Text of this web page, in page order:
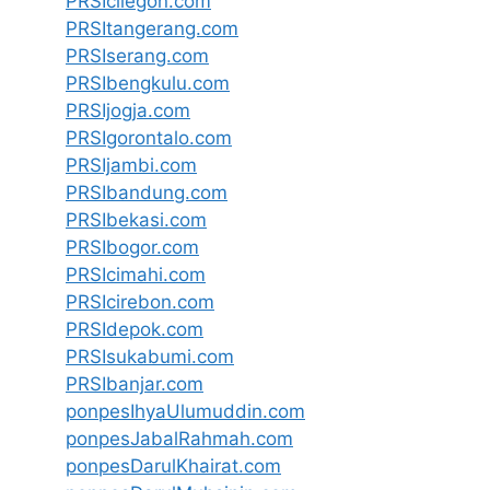
PRSItangerang.com
PRSIserang.com
PRSIbengkulu.com
PRSIjogja.com
PRSIgorontalo.com
PRSIjambi.com
PRSIbandung.com
PRSIbekasi.com
PRSIbogor.com
PRSIcimahi.com
PRSIcirebon.com
PRSIdepok.com
PRSIsukabumi.com
PRSIbanjar.com
ponpesIhyaUlumuddin.com
ponpesJabalRahmah.com
ponpesDarulKhairat.com